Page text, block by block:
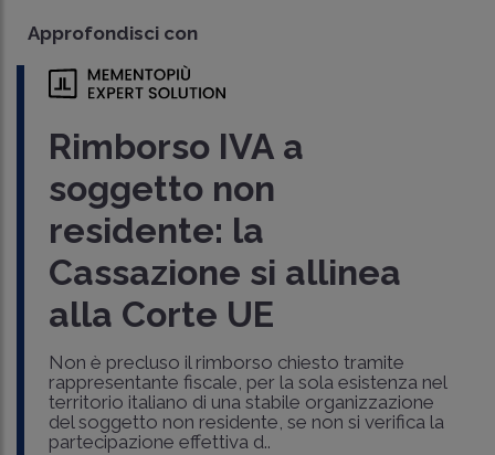
Approfondisci con
Rimborso IVA a
soggetto non
residente: la
Cassazione si allinea
alla Corte UE
Non è precluso il rimborso chiesto tramite
rappresentante fiscale, per la sola esistenza nel
territorio italiano di una stabile organizzazione
del soggetto non residente, se non si verifica la
partecipazione effettiva d..